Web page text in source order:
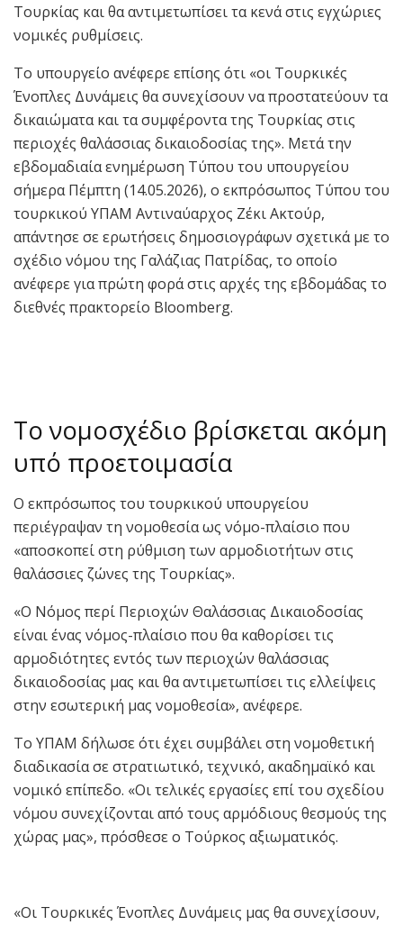
Τουρκίας και θα αντιμετωπίσει τα κενά στις εγχώριες
νομικές ρυθμίσεις.
Το υπουργείο ανέφερε επίσης ότι «οι Τουρκικές
Ένοπλες Δυνάμεις θα συνεχίσουν να προστατεύουν τα
δικαιώματα και τα συμφέροντα της Τουρκίας στις
περιοχές θαλάσσιας δικαιοδοσίας της». Μετά την
εβδομαδιαία ενημέρωση Τύπου του υπουργείου
σήμερα Πέμπτη (14.05.2026), ο εκπρόσωπος Τύπου του
τουρκικού ΥΠΑΜ Αντιναύαρχος Ζέκι Ακτούρ,
απάντησε σε ερωτήσεις δημοσιογράφων σχετικά με το
σχέδιο νόμου της Γαλάζιας Πατρίδας, το οποίο
ανέφερε για πρώτη φορά στις αρχές της εβδομάδας το
διεθνές πρακτορείο Bloomberg.
Το νομοσχέδιο βρίσκεται ακόμη
υπό προετοιμασία
Ο εκπρόσωπος του τουρκικού υπουργείου
περιέγραψαν τη νομοθεσία ως νόμο-πλαίσιο που
«αποσκοπεί στη ρύθμιση των αρμοδιοτήτων στις
θαλάσσιες ζώνες της Τουρκίας».
«Ο Νόμος περί Περιοχών Θαλάσσιας Δικαιοδοσίας
είναι ένας νόμος-πλαίσιο που θα καθορίσει τις
αρμοδιότητες εντός των περιοχών θαλάσσιας
δικαιοδοσίας μας και θα αντιμετωπίσει τις ελλείψεις
στην εσωτερική μας νομοθεσία», ανέφερε.
Το ΥΠΑΜ δήλωσε ότι έχει συμβάλει στη νομοθετική
διαδικασία σε στρατιωτικό, τεχνικό, ακαδημαϊκό και
νομικό επίπεδο. «Οι τελικές εργασίες επί του σχεδίου
νόμου συνεχίζονται από τους αρμόδιους θεσμούς της
χώρας μας», πρόσθεσε ο Τούρκος αξιωματικός.
«Οι Τουρκικές Ένοπλες Δυνάμεις μας θα συνεχίσουν,